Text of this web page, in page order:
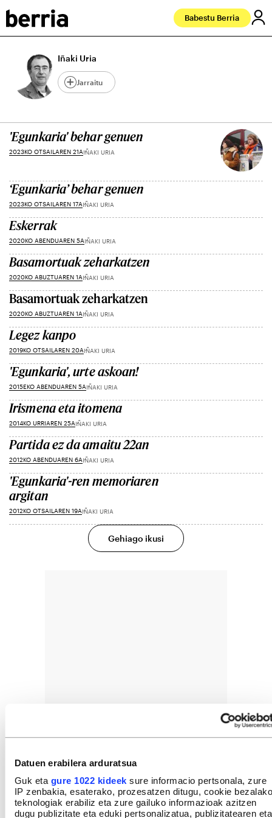
Datuen erabilera arduratsua
Guk eta gure 1022 kideek sure informacio pertsonala, zure
IP zenbakia, esaterako, prozesatzen ditugu, cookie bezalako
teknologiak erabiliz eta zure gailuko informazioak azitzen
dugu publizitate eta eduki pertsonalizatua, publizitatearen eta
Babestu Berria
Iñaki Uria
Jarraitu
'Egunkaria' behar genuen
2023KO OTSAILAREN 21AIÑAKI URIA
‘Egunkaria’ behar genuen
2023KO OTSAILAREN 17AIÑAKI URIA
Eskerrak
2020KO ABENDUAREN 5AIÑAKI URIA
Basamortuak zeharkatzen
2020KO ABUZTUAREN 1AIÑAKI URIA
Basamortuak zeharkatzen
2020KO ABUZTUAREN 1AIÑAKI URIA
Legez kanpo
2019KO OTSAILAREN 20AIÑAKI URIA
'Egunkaria', urte askoan!
2015EKO ABENDUAREN 5AIÑAKI URIA
Irismena eta itomena
2014KO URRIAREN 25AIÑAKI URIA
Partida ez da amaitu 22an
2012KO ABENDUAREN 6AIÑAKI URIA
'Egunkaria'-ren memoriaren
argitan
2012KO OTSAILAREN 19AIÑAKI URIA
Gehiago ikusi